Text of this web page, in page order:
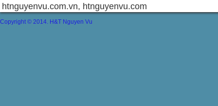
htnguyenvu.com.vn, htnguyenvu.com
Copyright © 2014. H&T Nguyen Vu